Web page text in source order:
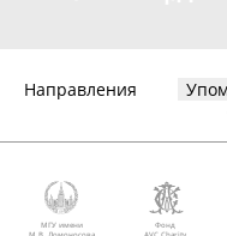
Направления
МГУ имени
Фонд